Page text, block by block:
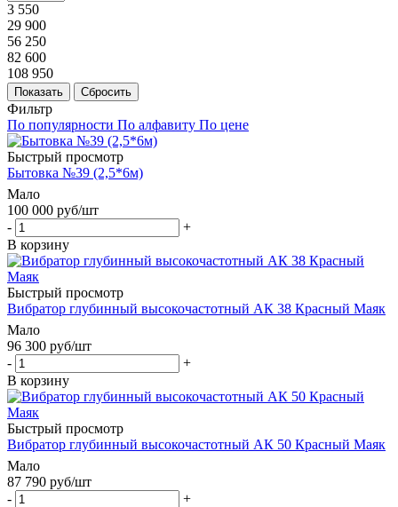
3 550
29 900
56 250
82 600
108 950
Показать Сбросить
Фильтр
По популярности По алфавиту По цене
Быстрый просмотр
Бытовка №39 (2,5*6м)
Мало
100 000 руб/шт
-
+
В корзину
Быстрый просмотр
Вибратор глубинный высокочастотный АК 38 Красный Маяк
Мало
96 300 руб/шт
-
+
В корзину
Быстрый просмотр
Вибратор глубинный высокочастотный АК 50 Красный Маяк
Мало
87 790 руб/шт
-
+